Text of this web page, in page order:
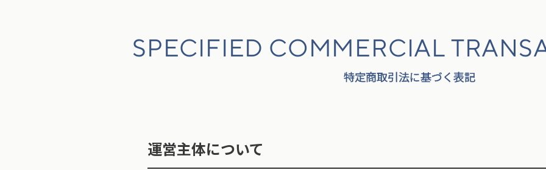
SPECIFIED COMMERCIAL
特定商取引法に基づく表記
運営主体について